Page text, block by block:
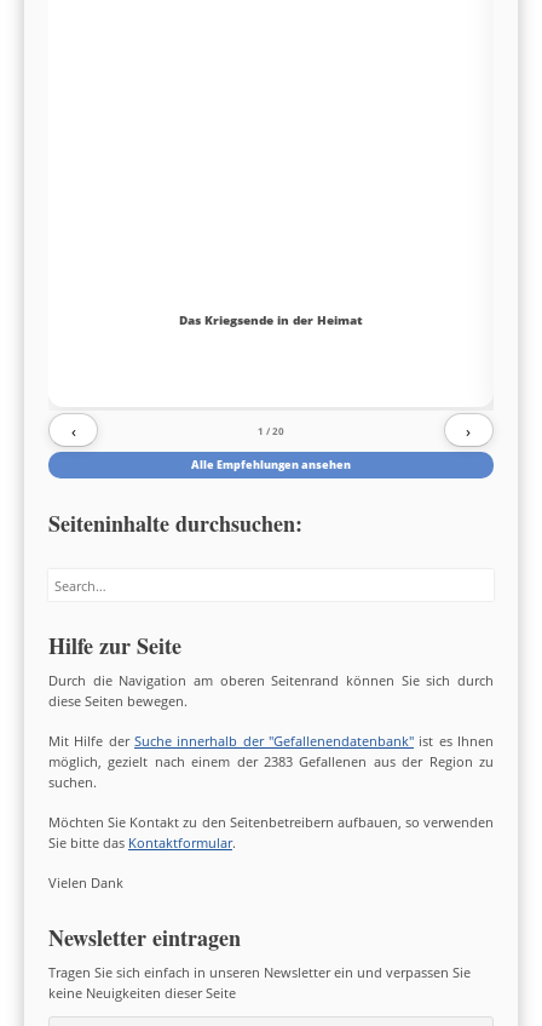
Das Kriegsende in der Heimat
‹ 1 / 20 ›
Alle Empfehlungen ansehen
Seiteninhalte durchsuchen:
Search
Hilfe zur Seite
Durch die Navigation am oberen Seitenrand können Sie sich durch
diese Seiten bewegen.
Mit Hilfe der Suche innerhalb der "Gefallenendatenbank" ist es Ihnen
möglich, gezielt nach einem der 2383 Gefallenen aus der Region zu
suchen.
Möchten Sie Kontakt zu den Seitenbetreibern aufbauen, so verwenden
Sie bitte das Kontaktformular.
Vielen Dank
Newsletter eintragen
Tragen Sie sich einfach in unseren Newsletter ein und verpassen Sie
keine Neuigkeiten dieser Seite